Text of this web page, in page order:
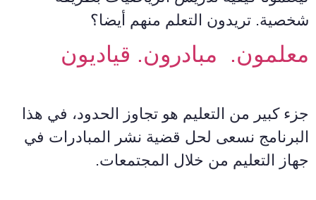
شخصية. تريدون التعلم منهم أيضا؟
معلمون. مبادرون. قياديون
جزء كبير من التعليم هو تجاوز الحدود، في هذا
البرنامج نسعى لحل قضية نشر المبادرات في
جهاز التعليم من خلال المجتمعات.